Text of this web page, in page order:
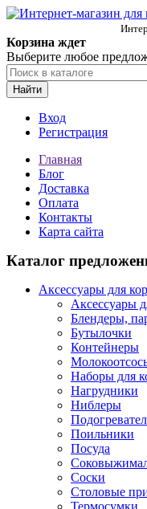
Корзина ждет
Выберите любое
Найти
Вход
Регистрация
Главная
Блог
Доставка
Оплата
Контакты
Карта сайта
Каталог
Аксессуары для
Аксессуары
Блендеры,
Бутылочки
Контейнеры
Наборы для
Нагрудники
Ниблеры
Поильники
Посуда
Соски
Столовые
Термосумки